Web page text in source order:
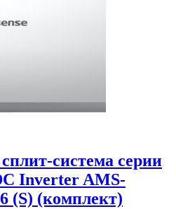
система серии
Inverter AMS-
(S) (комплект)